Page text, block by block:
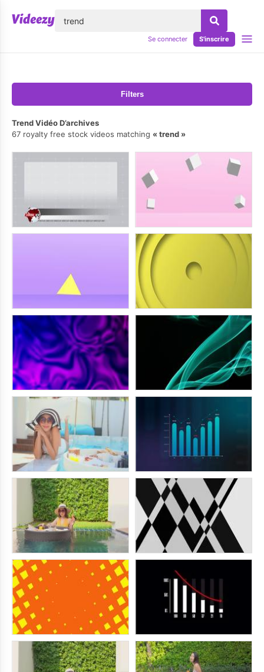
Se connecter S'inscrire
Filters
Trend Vidéo D’archives
67 royalty free stock videos matching
trend